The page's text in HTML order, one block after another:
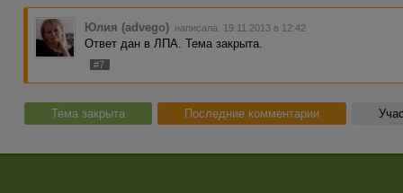
Юлия (advego) написала 19.11.2013 в 12:42
Ответ дан в ЛПА. Тема закрыта.
#7
Тема закрыта Последние комментарии